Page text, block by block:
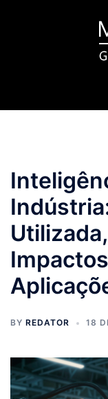
BY REDATOR 18